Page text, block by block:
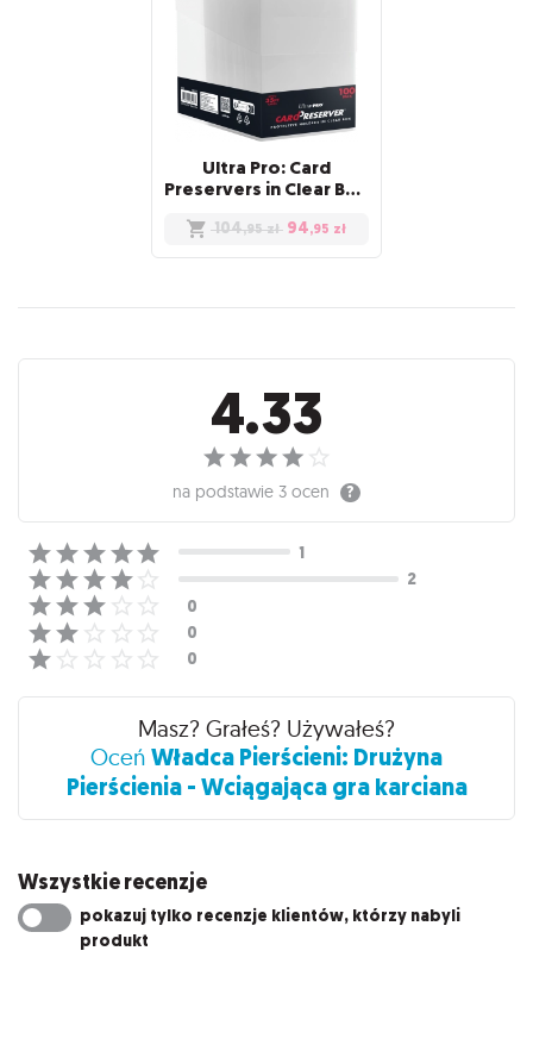
Ultra Pro: Card
Preservers in Clear Box (100)
104,95 zł 94,95 zł
Recenzje
4.33
na podstawie 3 ocen
Masz? Grałeś? Używałeś?
Oceń Władca Pierścieni: Drużyna
Pierścienia - Wciągająca gra karciana
Wszystkie recenzje
pokazuj tylko recenzje klientów, którzy nabyli
produkt